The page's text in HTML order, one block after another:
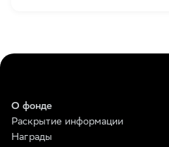
О фонде
Раскрытие информации
Награды